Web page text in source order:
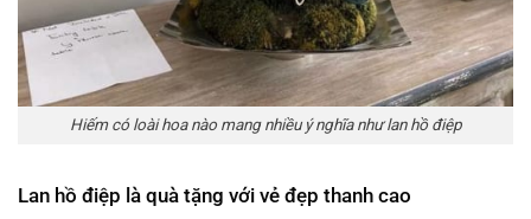
Hiếm có loài hoa nào mang nhiều ý nghĩa như lan hồ điệp
Lan hồ điệp là quà tặng với vẻ đẹp thanh cao